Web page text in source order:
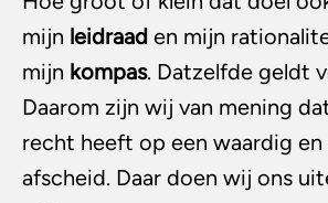
mijn leidraad en mijn
mijn kompas. Datzelfde geldt
Daarom zijn wij van mening
recht heeft op een waardig en
afscheid. Daar doen wij ons